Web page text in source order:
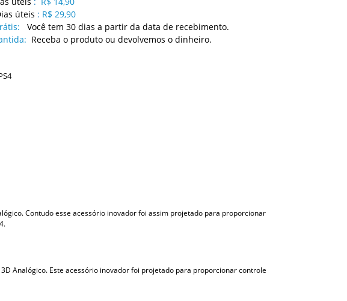
úteis : R$ 29,90
Você tem 30 dias a partir da data de recebimento.
Receba o produto ou devolvemos o dinheiro.
Contudo esse acessório inovador foi assim projetado para proporcionar
Analógico. Este acessório inovador foi projetado para proporcionar controle